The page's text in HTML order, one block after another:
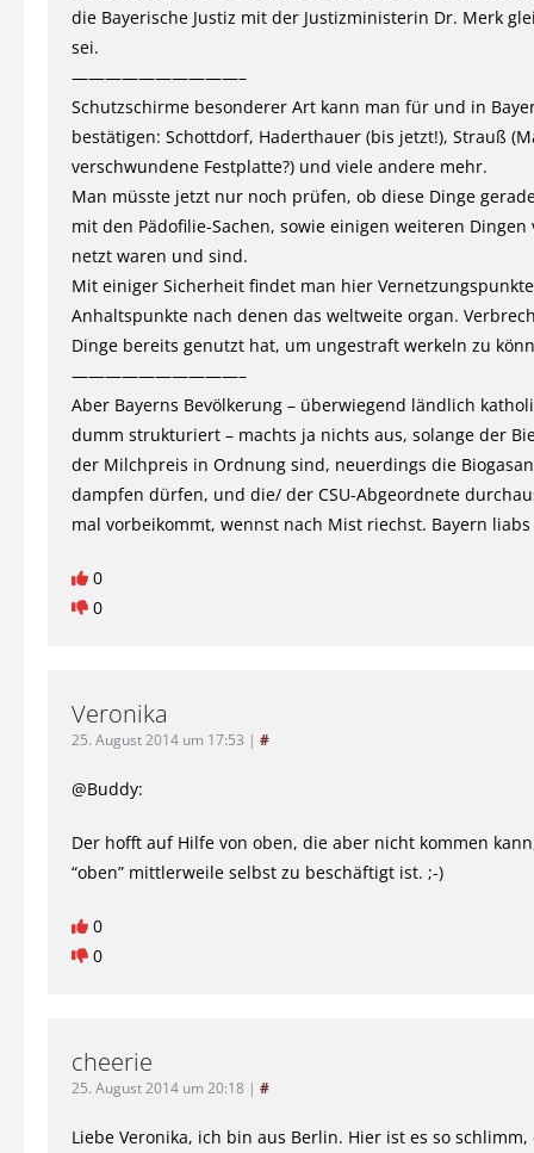
die Bayerische Justiz mit der Justizministerin Dr. Merk
sei.
——————————–
Schutzschirme besonderer Art kann man für und in
bestätigen: Schottdorf, Haderthauer (bis jetzt!), Strauß
verschwundene Festplatte?) und viele andere mehr.
Man müsste jetzt nur noch prüfen, ob diese Dinge
mit den Pädofilie-Sachen, sowie einigen weiteren Dingen
netzt waren und sind.
Mit einiger Sicherheit findet man hier
Anhaltspunkte nach denen das weltweite organ.
Dinge bereits genutzt hat, um ungestraft werkeln zu
——————————–
Aber Bayerns Bevölkerung – überwiegend ländlich
dumm strukturiert – machts ja nichts aus, solange der
der Milchpreis in Ordnung sind, neuerdings die
dampfen dürfen, und die/ der CSU-Abgeordnete
mal vorbeikommt, wennst nach Mist riechst. Bayern
0
0
Veronika
25. August 2014 um 17:53 | #
@Buddy:
Der hofft auf Hilfe von oben, die aber nicht kommen
“oben” mittlerweile selbst zu beschäftigt ist. ;-)
0
0
cheerie
25. August 2014 um 20:18 | #
Liebe Veronika, ich bin aus Berlin. Hier ist es so